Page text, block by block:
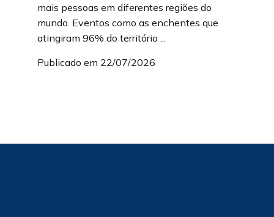
mais pessoas em diferentes regiões do
mundo. Eventos como as enchentes que
atingiram 96% do território ...
Publicado em 22/07/2026